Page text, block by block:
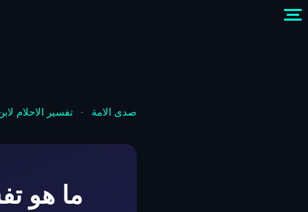
صدى الامة - تفسير الاحلام
ما هو